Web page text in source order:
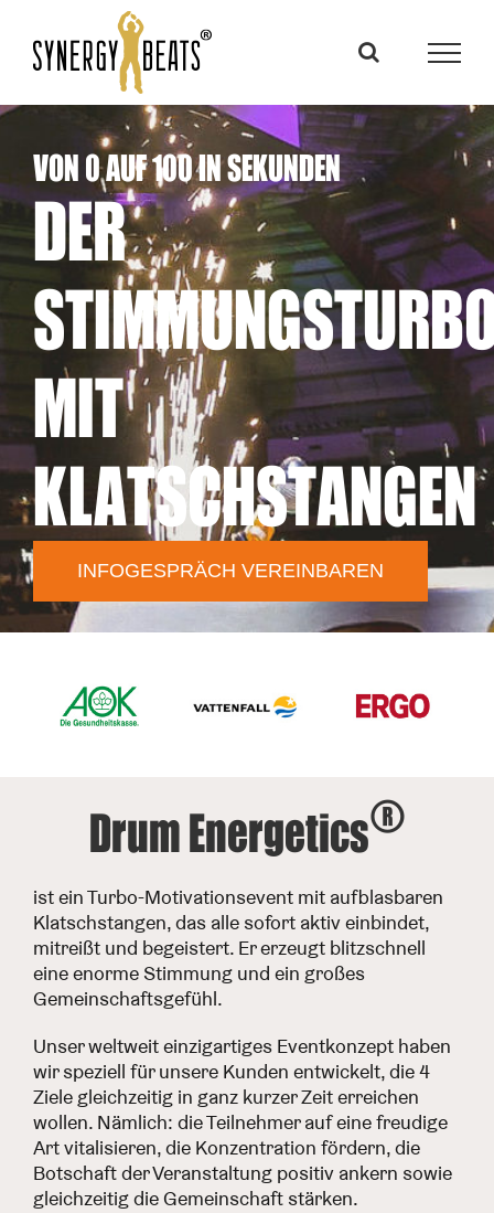
Inhalt
springen
VON 0 AUF 100 IN SEKUNDEN
DER
MIT
KLATSCHSTANGEN
INFOGESPRÄCH VEREINBAREN
Drum Energetics®
ist ein Turbo-Motivationsevent mit aufblasbaren
Klatschstangen, das alle sofort aktiv einbindet,
mitreißt und begeistert. Er erzeugt blitzschnell
eine enorme Stimmung und ein großes
Gemeinschaftsgefühl.
Unser weltweit einzigartiges Eventkonzept haben
wir speziell für unsere Kunden entwickelt, die 4
Ziele gleichzeitig in ganz kurzer Zeit erreichen
wollen. Nämlich: die Teilnehmer auf eine freudige
Art vitalisieren, die Konzentration fördern, die
Botschaft der Veranstaltung positiv ankern sowie
gleichzeitig die Gemeinschaft stärken.